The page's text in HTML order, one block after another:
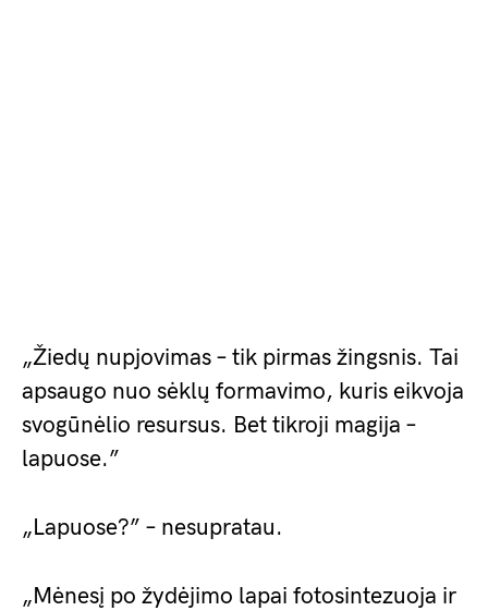
„Žiedų nupjovimas – tik pirmas žingsnis. Tai
apsaugo nuo sėklų formavimo, kuris eikvoja
svogūnėlio resursus. Bet tikroji magija –
lapuose.”
„Lapuose?” – nesupratau.
„Mėnesį po žydėjimo lapai fotosintezuoja ir